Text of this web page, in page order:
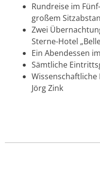
Rundreise im
großem
Zwei
Sterne-Hotel
Ein Abendessen
Sämtliche
Jörg Zink